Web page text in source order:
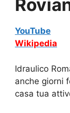
YouTube
Wikipedia
Idraulico
anche giorni
casa tua